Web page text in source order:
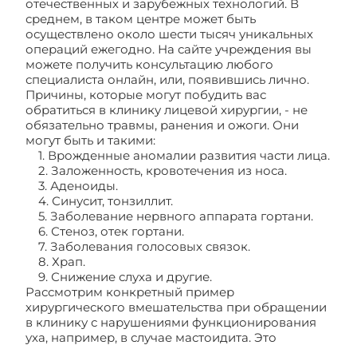
отечественных и зарубежных технологий. В
среднем, в таком центре может быть
осуществлено около шести тысяч уникальных
операций ежегодно. На сайте учреждения вы
можете получить консультацию любого
специалиста онлайн, или, появившись лично.
Причины, которые могут побудить вас
обратиться в клинику лицевой хирургии, - не
обязательно травмы, ранения и ожоги. Они
могут быть и такими:
1. Врожденные аномалии развития части лица.
2. Заложенность, кровотечения из носа.
3. Аденоиды.
4. Синусит, тонзиллит.
5. Заболевание нервного аппарата гортани.
6. Стеноз, отек гортани.
7. Заболевания голосовых связок.
8. Храп.
9. Снижение слуха и другие.
Рассмотрим конкретный пример
хирургического вмешательства при обращении
в клинику с нарушениями функционирования
уха, например, в случае мастоидита. Это